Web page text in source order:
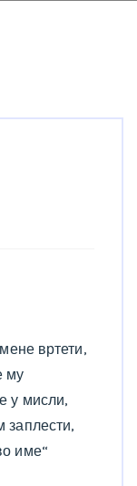
вртети,
му
у мисли,
заплести,
име“